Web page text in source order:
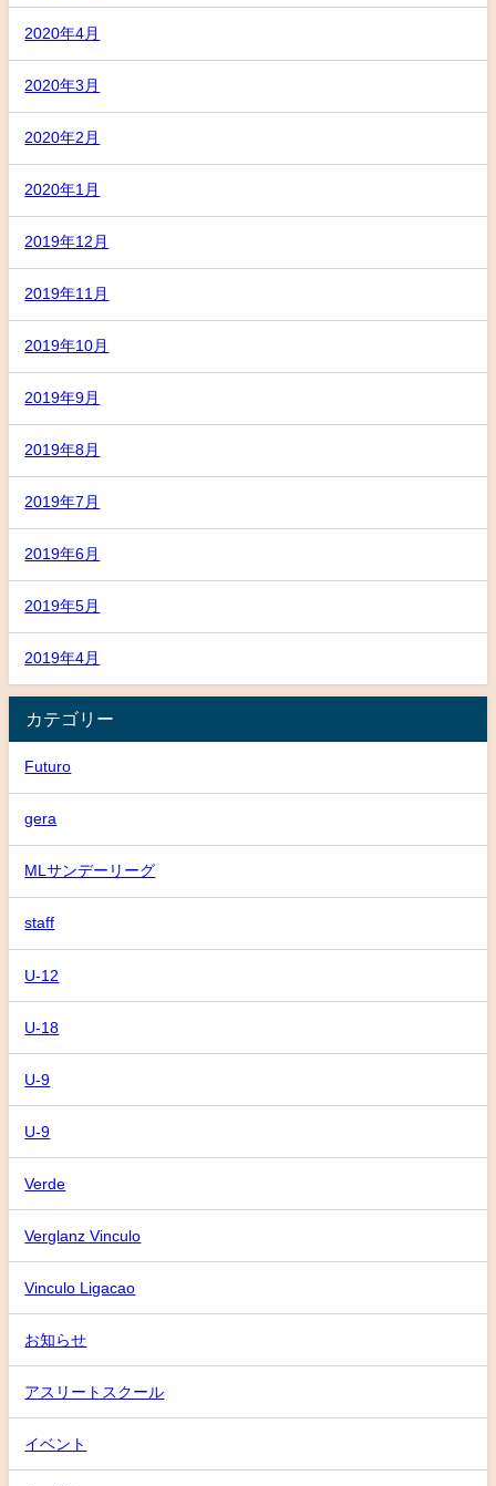
2020年4月
2020年3月
2020年2月
2020年1月
2019年12月
2019年11月
2019年10月
2019年9月
2019年8月
2019年7月
2019年6月
2019年5月
2019年4月
カテゴリー
Futuro
gera
MLサンデーリーグ
staff
U-12
U-18
U-9
U-9
Verde
Verglanz Vinculo
Vinculo Ligacao
お知らせ
アスリートスクール
イベント